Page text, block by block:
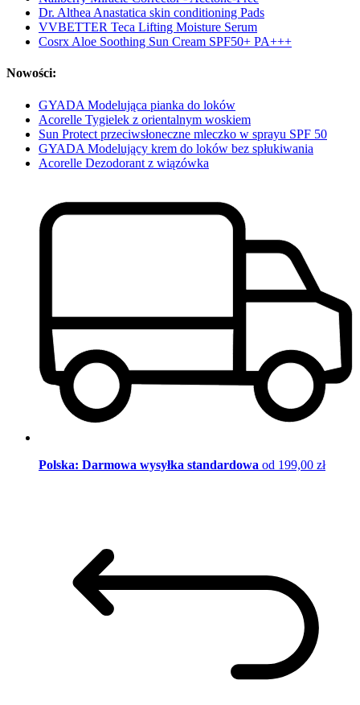
Dr. Althea Anastatica skin conditioning Pads
VVBETTER Teca Lifting Moisture Serum
Cosrx Aloe Soothing Sun Cream SPF50+ PA+++
Nowości:
GYADA Modelująca pianka do loków
Acorelle Tygielek z orientalnym woskiem
Sun Protect przeciwsłoneczne mleczko w sprayu SPF 50
GYADA Modelujący krem do loków bez spłukiwania
Acorelle Dezodorant z wiązówka
Polska: Darmowa wysyłka standardowa od 199,00 zł